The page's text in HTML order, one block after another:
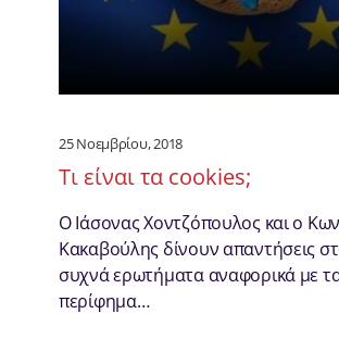
25 Νοεμβρίου, 2018
Τι είναι τα cookies;
Ο Ιάσονας Χοντζόπουλος και ο
Κακαβούλης δίνουν απαντήσεις
συχνά ερωτήματα αναφορικά με
περίφημα…